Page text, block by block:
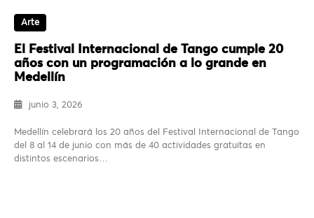
Arte
El Festival Internacional de Tango cumple 20
años con un programación a lo grande en
Medellín
junio 3, 2026
Medellín celebrará los 20 años del Festival Internacional de Tango
del 8 al 14 de junio con más de 40 actividades gratuitas en
distintos escenarios…